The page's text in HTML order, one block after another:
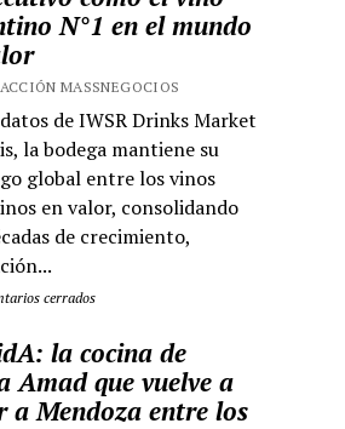
N°1 en el mundo
MASSNEGOCIOS
de IWSR Drinks Market
la bodega mantiene su
global entre los vinos
en valor, consolidando
de crecimiento,
cerrados
la cocina de
Amad que vuelve a
a Mendoza entre los